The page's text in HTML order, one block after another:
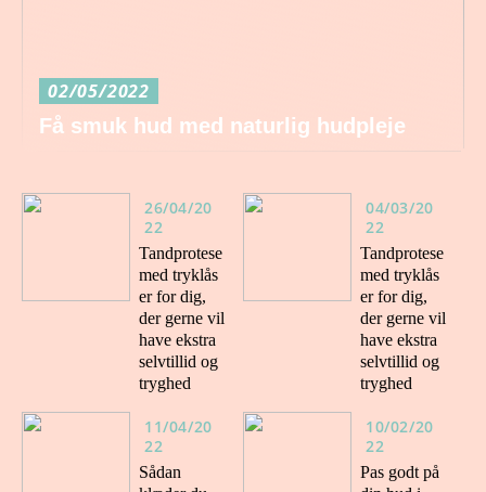
02/05/2022
Få smuk hud med naturlig hudpleje
26/04/20
22
Tandprotese
med tryklås
er for dig,
der gerne vil
have ekstra
selvtillid og
tryghed
11/04/20
22
Sådan
04/03/20
22
Tandprotese
med tryklås
er for dig,
der gerne vil
have ekstra
selvtillid og
tryghed
10/02/20
22
Pas godt på